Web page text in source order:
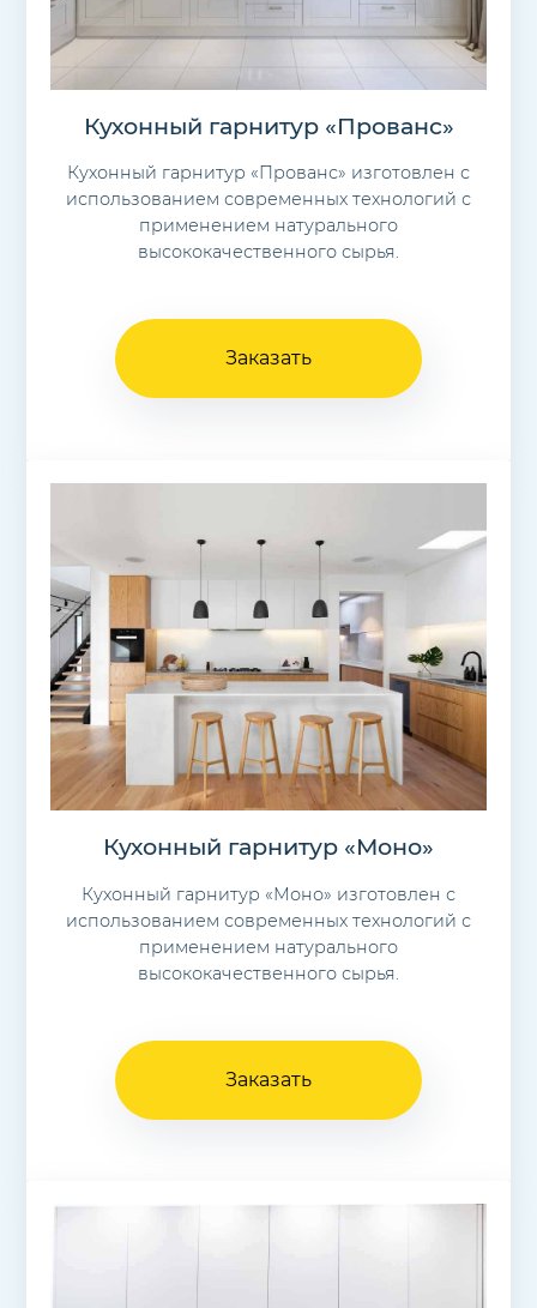
Кухонный гарнитур «Прованс»
Кухонный гарнитур «Прованс» изготовлен с
использованием современных технологий с
применением натурального
высококачественного сырья.
Заказать
Кухонный гарнитур «Моно»
Кухонный гарнитур «Моно» изготовлен с
использованием современных технологий с
применением натурального
высококачественного сырья.
Заказать